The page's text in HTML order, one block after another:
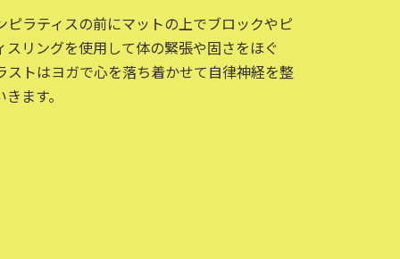
ピラティスの前にマットの上でブロックやピ
スリングを使用して体の緊張や固さをほぐ
ストはヨガで心を落ち着かせて自律神経を整
きます。